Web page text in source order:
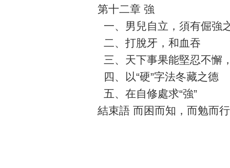
第十二章 強
一、男兒自立，須有倔強
二、打脫牙，和血吞
三、天下事果能堅忍不懈
四、以“硬”字法冬藏之德
五、在自修處求“強”
結束語 而困而知，而勉而行